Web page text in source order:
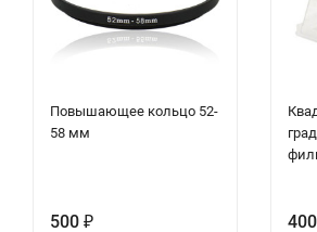
Повышающее кольцо 52-
58 мм
500 ₽ 400